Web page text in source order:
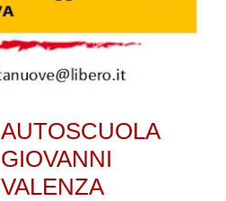
AUTOSCUOLA
GIOVANNI
VALENZA